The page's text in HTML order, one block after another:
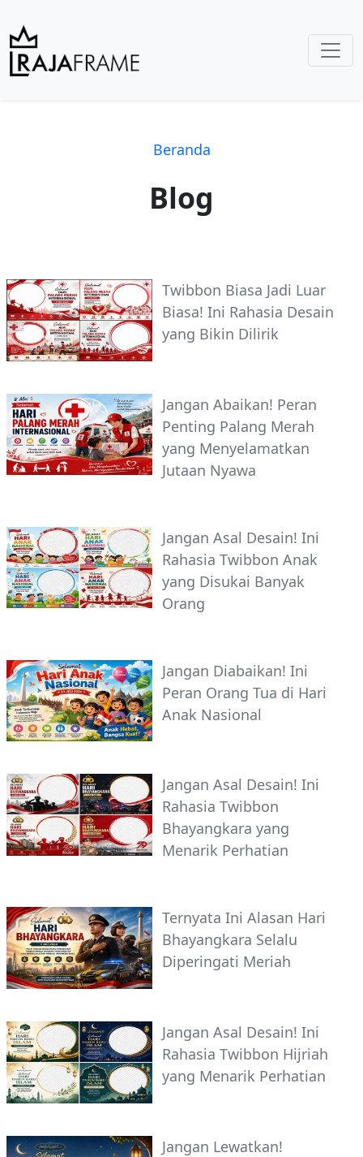
Beranda
Blog
Twibbon Biasa Jadi Luar
Biasa! Ini Rahasia Desain
yang Bikin Dilirik
Jangan Abaikan! Peran
Penting Palang Merah
yang Menyelamatkan
Jutaan Nyawa
Jangan Asal Desain! Ini
Rahasia Twibbon Anak
yang Disukai Banyak
Orang
Jangan Diabaikan! Ini
Peran Orang Tua di Hari
Anak Nasional
Jangan Asal Desain! Ini
Rahasia Twibbon
Bhayangkara yang
Menarik Perhatian
Ternyata Ini Alasan Hari
Bhayangkara Selalu
Diperingati Meriah
Jangan Asal Desain! Ini
Rahasia Twibbon Hijriah
yang Menarik Perhatian
Jangan Lewatkan!